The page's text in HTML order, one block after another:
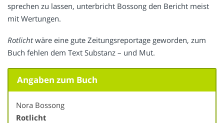
sprechen zu lassen, unterbricht Bossong den Bericht meist
mit Wertungen.
Rotlichtwäre eine gute Zeitungsreportage geworden, zum
Buch fehlen dem Text Substanz – und Mut.
Angaben zum Buch
Nora Bossong
Rotlicht